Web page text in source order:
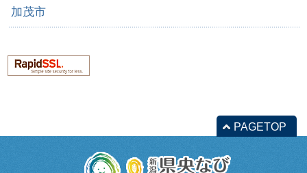
加茂市
PAGETOP